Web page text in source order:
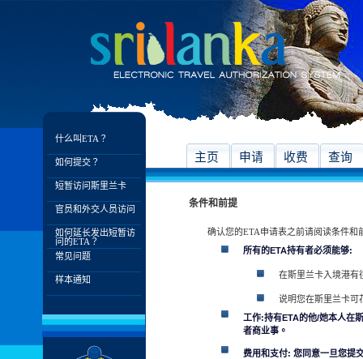
什么叫ETA？
如何提交？
短暂访问斯里兰卡
官员和外交人员访问
如何延长发出短暂访
问的ETA？
常见问题
样本通知
主页 申请 收费 查询
条件和前提
确认您的ETA申请表之前请阅读条件和
所有的ETA持有者必须能够:
在斯里兰卡入境港有
说明您在斯里兰卡可
工作:持有ETA的他/她本人在
者商业事。
费用和支付: 您同意一旦您提